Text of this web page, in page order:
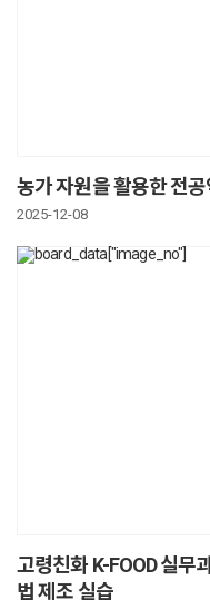
농가 자원을 활용한 전
2025-12-08
고령친화 K-FOOD 실무
법 제조 실습